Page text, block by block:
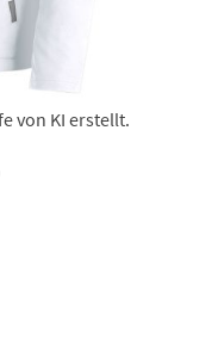
von KI erstellt.